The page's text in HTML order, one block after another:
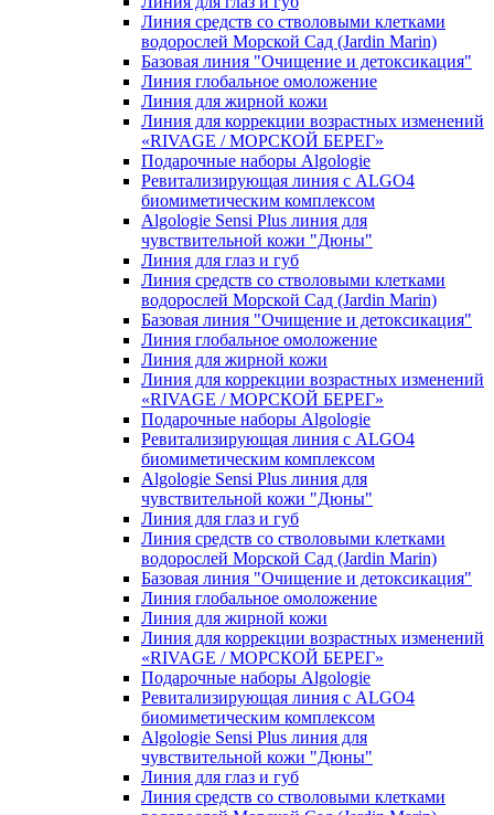
Линия средств со стволовыми клетками
водорослей Морской Сад (Jardin Marin)
Базовая линия "Очищение и детоксикация"
Линия глобальное омоложение
Линия для жирной кожи
Линия для коррекции возрастных изменений
«RIVAGE / МОРСКОЙ БЕРЕГ»
Подарочные наборы Algologie
Ревитализирующая линия с ALGO4
биомиметическим комплексом
Algologie Sensi Plus линия для
чувcтвительной кожи "Дюны"
Линия для глаз и губ
Линия средств со стволовыми клетками
водорослей Морской Сад (Jardin Marin)
Базовая линия "Очищение и детоксикация"
Линия глобальное омоложение
Линия для жирной кожи
Линия для коррекции возрастных изменений
«RIVAGE / МОРСКОЙ БЕРЕГ»
Подарочные наборы Algologie
Ревитализирующая линия с ALGO4
биомиметическим комплексом
Algologie Sensi Plus линия для
чувcтвительной кожи "Дюны"
Линия для глаз и губ
Линия средств со стволовыми клетками
водорослей Морской Сад (Jardin Marin)
Базовая линия "Очищение и детоксикация"
Линия глобальное омоложение
Линия для жирной кожи
Линия для коррекции возрастных изменений
«RIVAGE / МОРСКОЙ БЕРЕГ»
Подарочные наборы Algologie
Ревитализирующая линия с ALGO4
биомиметическим комплексом
Algologie Sensi Plus линия для
чувcтвительной кожи "Дюны"
Линия для глаз и губ
Линия средств со стволовыми клетками